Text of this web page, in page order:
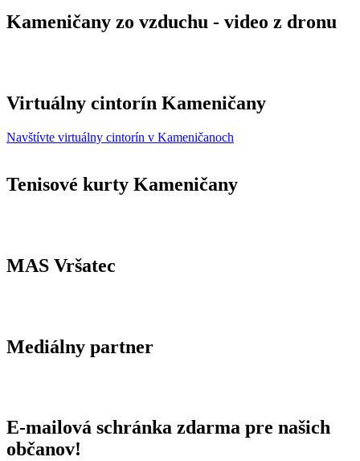
Kameničany zo vzduchu - video z dronu
Virtuálny cintorín Kameničany
Navštívte virtuálny cintorín v Kameničanoch
Tenisové kurty Kameničany
MAS Vršatec
Mediálny partner
E-mailová schránka zdarma pre našich
občanov!